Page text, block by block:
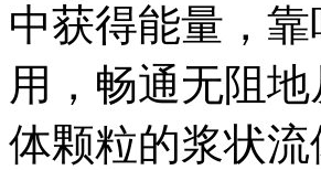
中获得能量，
用，畅通无阻
体颗粒的浆状